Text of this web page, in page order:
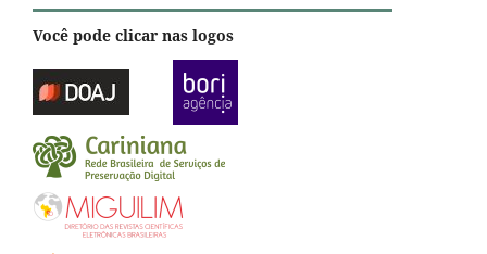
Você pode clicar nas logos